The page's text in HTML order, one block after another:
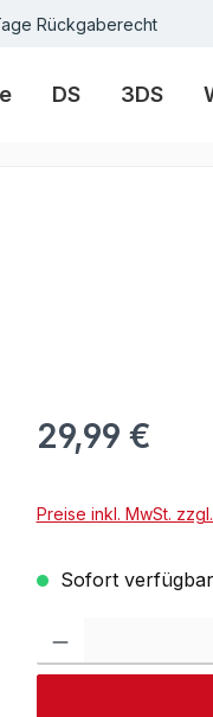
Rückgaberecht
DS 3DS
29,99 €
Preise inkl. MwSt.
Sofort